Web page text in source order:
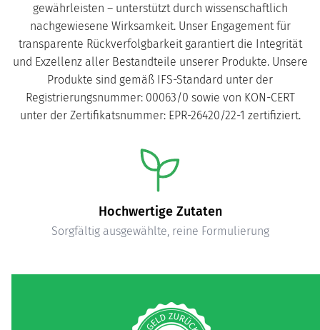
gewährleisten – unterstützt durch wissenschaftlich
nachgewiesene Wirksamkeit. Unser Engagement für
transparente Rückverfolgbarkeit garantiert die Integrität
und Exzellenz aller Bestandteile unserer Produkte. Unsere
Produkte sind gemäß IFS-Standard unter der
Registrierungsnummer: 00063/0 sowie von KON-CERT
unter der Zertifikatsnummer: EPR-26420/22-1 zertifiziert.
Hochwertige Zutaten
Sorgfältig ausgewählte, reine Formulierung